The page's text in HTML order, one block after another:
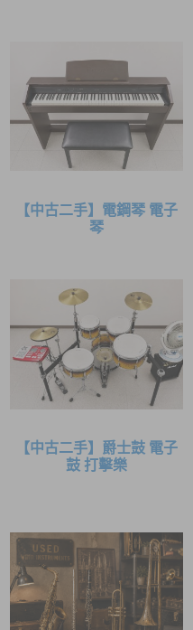
【中古二手】電鋼琴 電子
琴
【中古二手】爵士鼓 電子
鼓 打擊樂